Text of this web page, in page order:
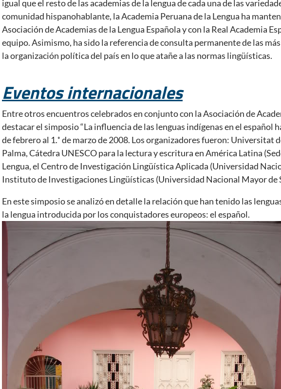
igual que el resto de las academias de la lengua de cada una de las
comunidad hispanohablante, la Academia Peruana de la Lengua ha
Asociación de Academias de la Lengua Española y con la Real Academia
equipo. Asimismo, ha sido la referencia de consulta permanente de las
la organización política del país en lo que atañe a las normas lingüísticas.
Eventos internacionales
Entre otros encuentros celebrados en conjunto con la Asociación de
destacar el simposio “La influencia de las lenguas indígenas en el español
de febrero al 1.˚ de marzo de 2008. Los organizadores fueron: Universitat
Palma, Cátedra UNESCO para la lectura y escritura en América Latina
Lengua, el Centro de Investigación Lingüística Aplicada (Universidad
Instituto de Investigaciones Lingüísticas (Universidad Nacional Mayor de
En este simposio se analizó en detalle la relación que han tenido las
la lengua introducida por los conquistadores europeos: el español.